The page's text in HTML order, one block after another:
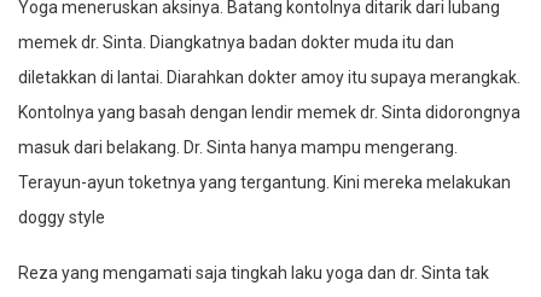
Yoga meneruskan aksinya. Batang kontolnya ditarik dari lubang
memek dr. Sinta. Diangkatnya badan dokter muda itu dan
diletakkan di lantai. Diarahkan dokter amoy itu supaya merangkak.
Kontolnya yang basah dengan lendir memek dr. Sinta didorongnya
masuk dari belakang. Dr. Sinta hanya mampu mengerang.
Terayun-ayun toketnya yang tergantung. Kini mereka melakukan
doggy style
Reza yang mengamati saja tingkah laku yoga dan dr. Sinta tak